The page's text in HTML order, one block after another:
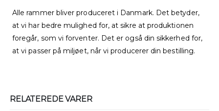
Alle rammer bliver produceret i Danmark. Det betyder,
at vi har bedre mulighed for, at sikre at produktionen
foregår, som vi forventer. Det er også din sikkerhed for,
at vi passer på miljøet, når vi producerer din bestilling.
RELATEREDE VARER